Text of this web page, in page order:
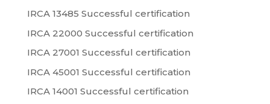
IRCA 13485 Successful certification
IRCA 22000 Successful certification
IRCA 27001 Successful certification
IRCA 45001 Successful certification
IRCA 14001 Successful certification